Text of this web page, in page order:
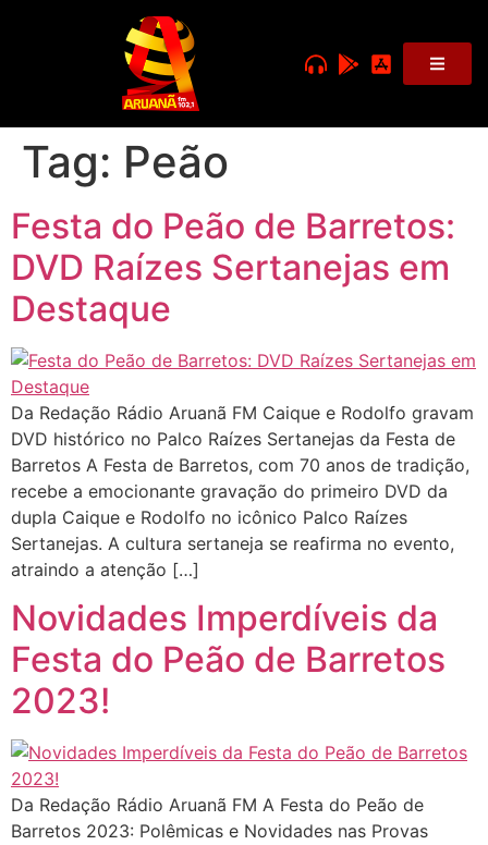
Tag: Peão
Festa do Peão de Barretos:
DVD Raízes Sertanejas em
Destaque
Da Redação Rádio Aruanã FM Caique e Rodolfo gravam
DVD histórico no Palco Raízes Sertanejas da Festa de
Barretos A Festa de Barretos, com 70 anos de tradição,
recebe a emocionante gravação do primeiro DVD da
dupla Caique e Rodolfo no icônico Palco Raízes
Sertanejas. A cultura sertaneja se reafirma no evento,
atraindo a atenção […]
Novidades Imperdíveis da
Festa do Peão de Barretos
2023!
Da Redação Rádio Aruanã FM A Festa do Peão de
Barretos 2023: Polêmicas e Novidades nas Provas